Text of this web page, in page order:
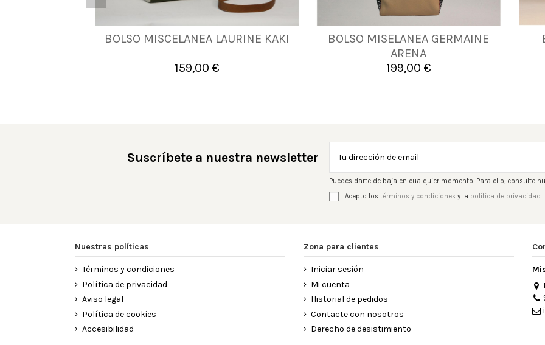
BOLSO MISCELANEA LAURINE KAKI
159,00 €
UNICA
Añadir al carrito
BOLSO MISELANEA GERMAINE
ARENA
199,00 €
UNICA
Añadir al carrito
Suscríbete a nuestra newsletter
Puedes darte de baja en cualquier momento. Para ello, consulte
Acepto los términos y condiciones y la política de privacidad
Nuestras políticas
Términos y condiciones
Política de privacidad
Aviso legal
Política de cookies
Accesibilidad
Zona para clientes
Iniciar sesión
Mi cuenta
Historial de pedidos
Contacte con nosotros
Derecho de desistimiento